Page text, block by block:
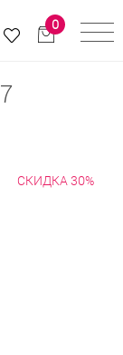
0
СКИДКА 30%